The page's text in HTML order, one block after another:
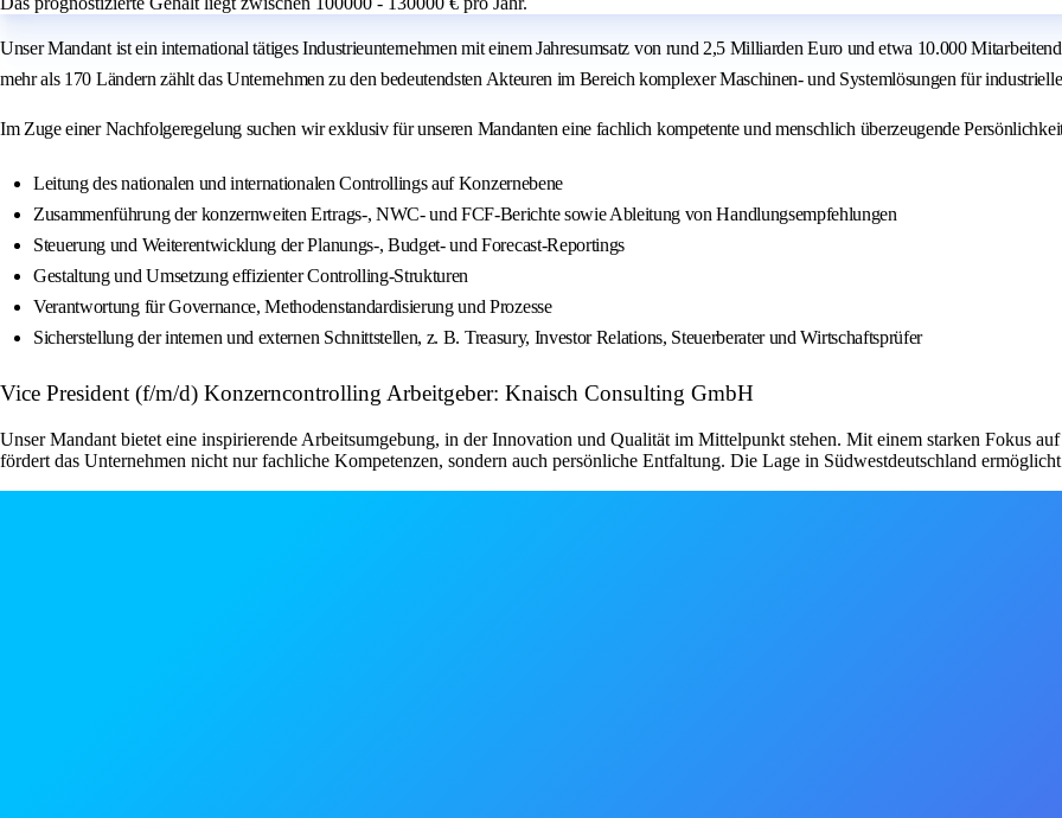
Unser Mandant ist ein international tätiges Industrieunternehmen mit einem Jahresumsatz von rund 2,5 Milliarden Euro und etwa 10.000
mehr als 170 Ländern zählt das Unternehmen zu den bedeutendsten Akteuren im Bereich komplexer Maschinen- und Systemlösungen für
Im Zuge einer Nachfolgeregelung suchen wir exklusiv für unseren Mandanten eine fachlich kompetente und menschlich überzeugende
Leitung des nationalen und internationalen Controllings auf Konzernebene
Zusammenführung der konzernweiten Ertrags-, NWC- und FCF-Berichte sowie Ableitung von Handlungsempfehlungen
Steuerung und Weiterentwicklung der Planungs-, Budget- und Forecast-Reportings
Gestaltung und Umsetzung effizienter Controlling-Strukturen
Verantwortung für Governance, Methodenstandardisierung und Prozesse
Sicherstellung der internen und externen Schnittstellen, z. B. Treasury, Investor Relations, Steuerberater und Wirtschaftsprüfer
Vice President (f/m/d) Konzerncontrolling Arbeitgeber: Knaisch Consulting GmbH
Unser Mandant bietet eine inspirierende Arbeitsumgebung, in der Innovation und Qualität im Mittelpunkt stehen. Mit einem starken Fokus
fördert das Unternehmen nicht nur fachliche Kompetenzen, sondern auch persönliche Entfaltung. Die Lage in Südwestdeutschland